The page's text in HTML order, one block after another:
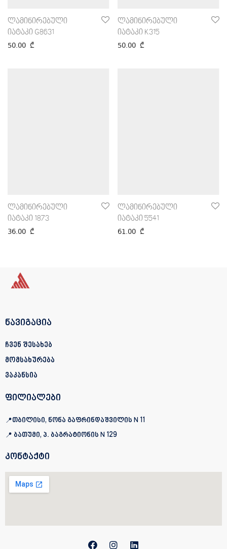
ლამინირებული
იატაკი G8631
50.00 ₾
ლამინირებული
იატაკი K315
50.00 ₾
ლამინირებული
იატაკი 1873
36.00 ₾
ლამინირებული
იატაკი 5541
61.00 ₾
ნავიგაცია
ჩვენ შესახებ
მომსახურება
ვაკანსია
ფილიალები
თბილისი, ნონა გაფრინდაშვილის N 11
ბათუმი, პ. ბაგრატიონისN 129
კონტაქტი